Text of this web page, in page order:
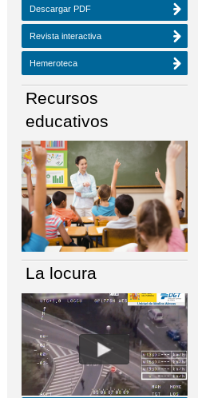
NÚMERO ACTUAL HEMEROTECA
Descargar PDF
Revista interactiva
Hemeroteca
Recursos
educativos
La locura